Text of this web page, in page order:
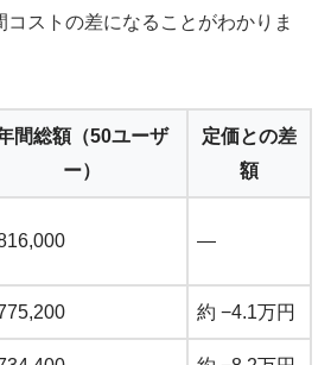
ストの差になることがわかりま
間総額（50ユーザ
ー）
定価との差
額
—
約 −4.1万円